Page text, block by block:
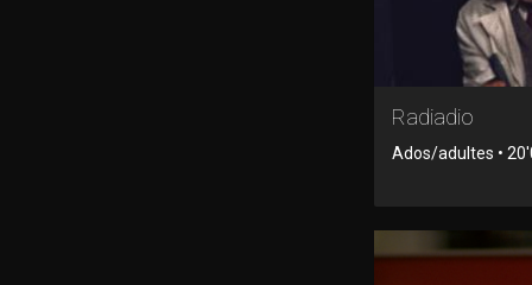
Radiadio
Ados/adultes •